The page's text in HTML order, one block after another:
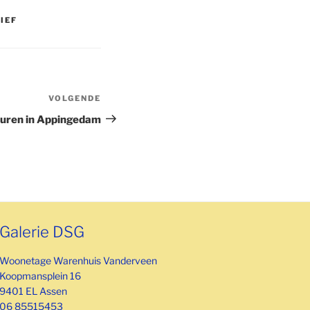
bericht
VOLGENDE
in Appingedam
Galerie DSG
Woonetage Warenhuis Vanderveen
Koopmansplein 16
9401 EL Assen
06 85515453